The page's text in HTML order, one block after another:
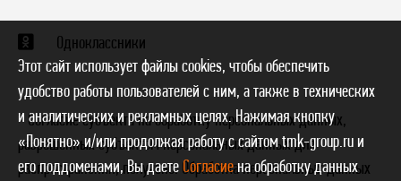
Одноклассники
* Согласие субъекта на обработку персональных данных,
разрешенных субъектом персональных данных для
распространения, получено. Обработка персональных данных
Этот сайт использует файлы cookies, чтобы обеспечить
удобство работы пользователей с ним, а также в технических
и аналитических и рекламных целях. Нажимая кнопку
«Понятно» и/или продолжая работу с сайтом tmk-group.ru и
его поддоменами, Вы даете Согласиена обработку данных